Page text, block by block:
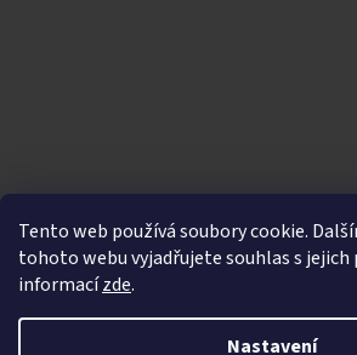
Tento web používá soubory cookie.
tohoto webu vyjadřujete souhlas s jejich
informacízde.
Nastavení
Vytvořil Shoptet |